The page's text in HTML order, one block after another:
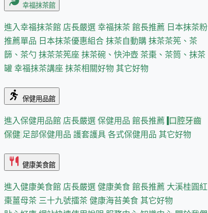
幸福抹茶館
進入幸福抹茶館 店長嚴選 幸福抹茶 館長推薦 日本抹茶粉
推薦單品 日本抹茶優惠組合 抹茶自動購 抹茶茶筅、茶
篩、茶勺 抹茶茶筅座 抹茶碗、快沖壺 茶棗、茶筒、抹茶
罐 幸福抹茶講座 抹茶相關好物 其它好物
保健用品館
進入保健用品館 店長嚴選 保健用品 館長推薦
口腔牙齒
保健 足部保健用品 護套護具 各式保健用品 其它好物
健康美食館
進入健康美食館 店長嚴選 健康美食 館長推薦 大溪桂圓紅
棗薑母茶 三十九號擂茶 健康海苔美食 其它好物